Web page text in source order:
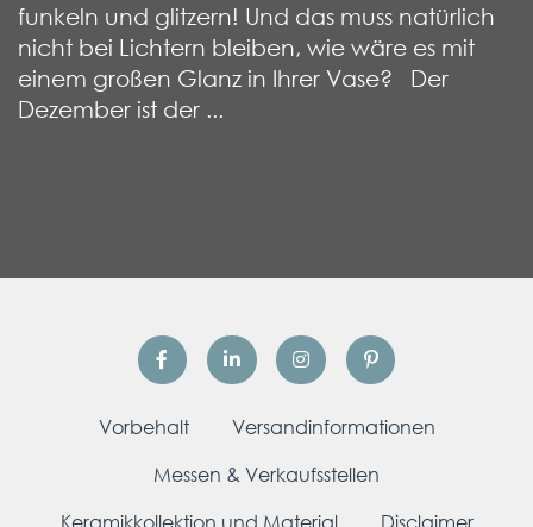
funkeln und glitzern! Und das muss natürlich
nicht bei Lichtern bleiben, wie wäre es mit
einem großen Glanz in Ihrer Vase? Der
Dezember ist der ...
Vorbehalt
Versandinformationen
Messen & Verkaufsstellen